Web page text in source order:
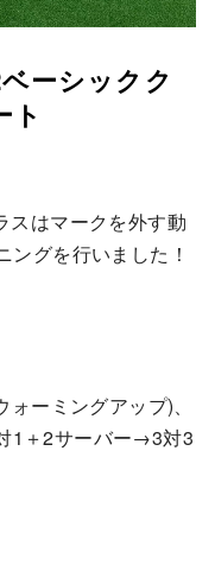
ーシックク
ト
スはマークを外す動
ングを行いました！
ーミングアップ)、
1＋2サーバー→3対3